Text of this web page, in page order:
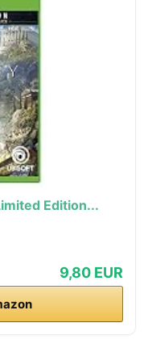
Edition...
9,80 EUR